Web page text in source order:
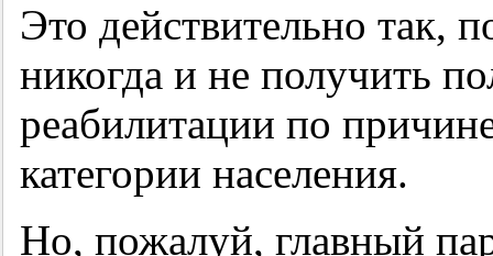
Это действительно так,
никогда и не получить
реабилитации по
категории населения.
Но, пожалуй, главный